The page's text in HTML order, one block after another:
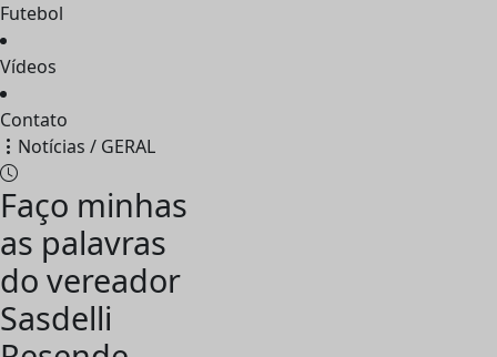
Futebol
Vídeos
Contato
Notícias / GERAL
Faço minhas
as palavras
do vereador
Sasdelli